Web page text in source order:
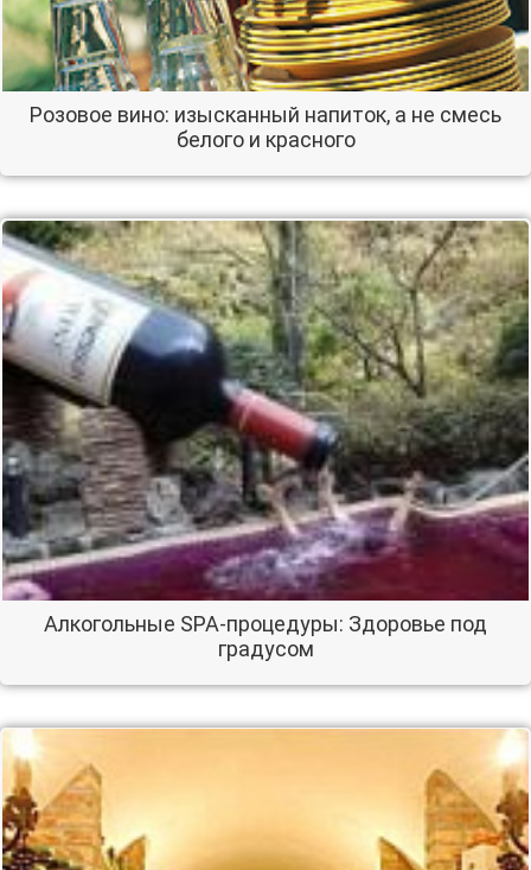
Розовое вино: изысканный напиток, а не смесь
белого и красного
Алкогольные SPA-процедуры: Здоровье под
градусом